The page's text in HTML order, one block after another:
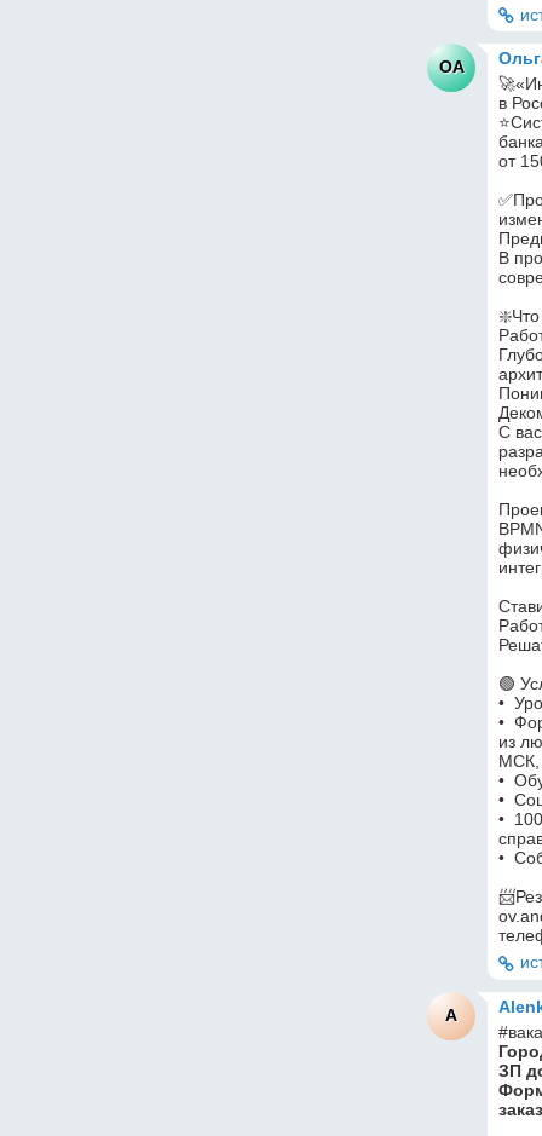
ОА
в
от
В
❇️Что
С
🟢
•
•
из
МСК,
•
•
•
•
A
ЗП